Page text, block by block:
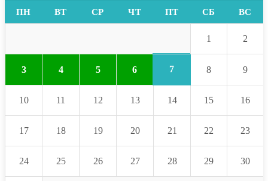
ПН ВТ СР ЧТ ПТ СБ ВС
1 2
3 4 5 6 7 8 9
10 11 12 13 14 15 16
17 18 19 20 21 22 23
24 25 26 27 28 29 30